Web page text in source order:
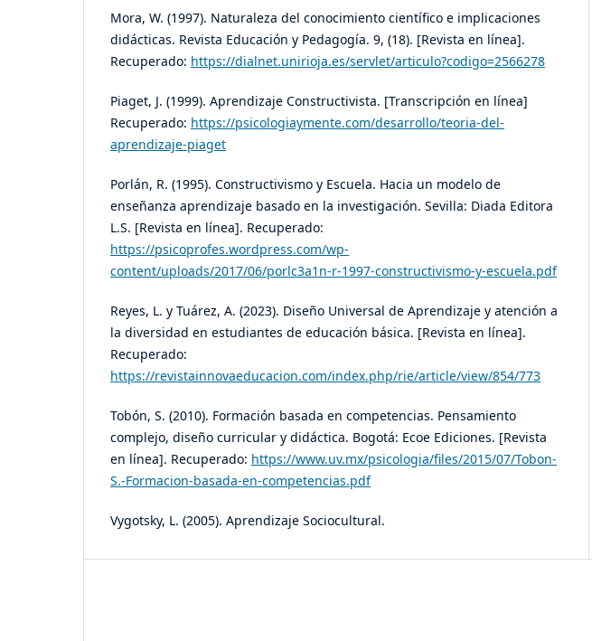
Mora, W. (1997). Naturaleza del conocimiento científico e implicaciones
didácticas. Revista Educación y Pedagogía. 9, (18). [Revista en línea].
Recuperado: https://dialnet.unirioja.es/servlet/articulo?codigo=2566278
Piaget, J. (1999). Aprendizaje Constructivista. [Transcripción en línea]
Recuperado: https://psicologiaymente.com/desarrollo/teoria-del-
aprendizaje-piaget
Porlán, R. (1995). Constructivismo y Escuela. Hacia un modelo de
enseñanza aprendizaje basado en la investigación. Sevilla: Diada Editora
L.S. [Revista en línea]. Recuperado:
https://psicoprofes.wordpress.com/wp-
content/uploads/2017/06/porlc3a1n-r-1997-constructivismo-y-escuela.pdf
Reyes, L. y Tuárez, A. (2023). Diseño Universal de Aprendizaje y atención a
la diversidad en estudiantes de educación básica. [Revista en línea].
Recuperado:
https://revistainnovaeducacion.com/index.php/rie/article/view/854/773
Tobón, S. (2010). Formación basada en competencias. Pensamiento
complejo, diseño curricular y didáctica. Bogotá: Ecoe Ediciones. [Revista
en línea]. Recuperado: https://www.uv.mx/psicologia/files/2015/07/Tobon-
S.-Formacion-basada-en-competencias.pdf
Vygotsky, L. (2005). Aprendizaje Sociocultural.